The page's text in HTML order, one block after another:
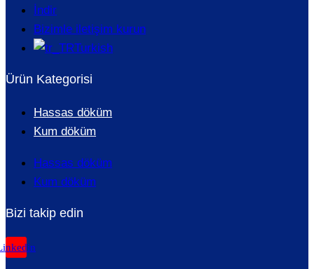
İndir
Bizimle iletişim kurun
Turkish
Ürün Kategorisi
Hassas döküm
Kum döküm
Hassas döküm
Kum döküm
Bizi takip edin